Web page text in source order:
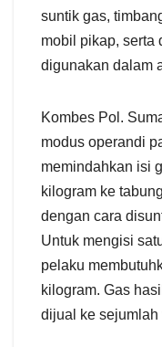
suntik gas,
mobil pikap, serta
digunakan dalam
Kombes Pol.
modus operandi
memindahkan isi
kilogram ke
dengan cara
Untuk mengisi
pelaku
kilogram. Gas
dijual ke